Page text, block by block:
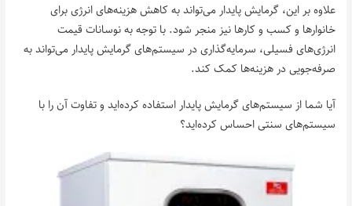
علاوه بر این، گرمایش پایدار می‌تواند به کاهش هزینه‌های انرژی برای
خانوارها و کسب و کارها نیز منجر شود. با توجه به نوسانات قیمت
انرژی‌های فسیلی، سرمایه‌گذاری در سیستم‌های گرمایش پایدار می‌تواند به
صرفه‌جویی در هزینه‌ها کمک کند.
آیا شما از سیستم‌های گرمایش پایدار استفاده کرده‌اید و تفاوت آن را با
سیستم‌های سنتی احساس کرده‌اید؟